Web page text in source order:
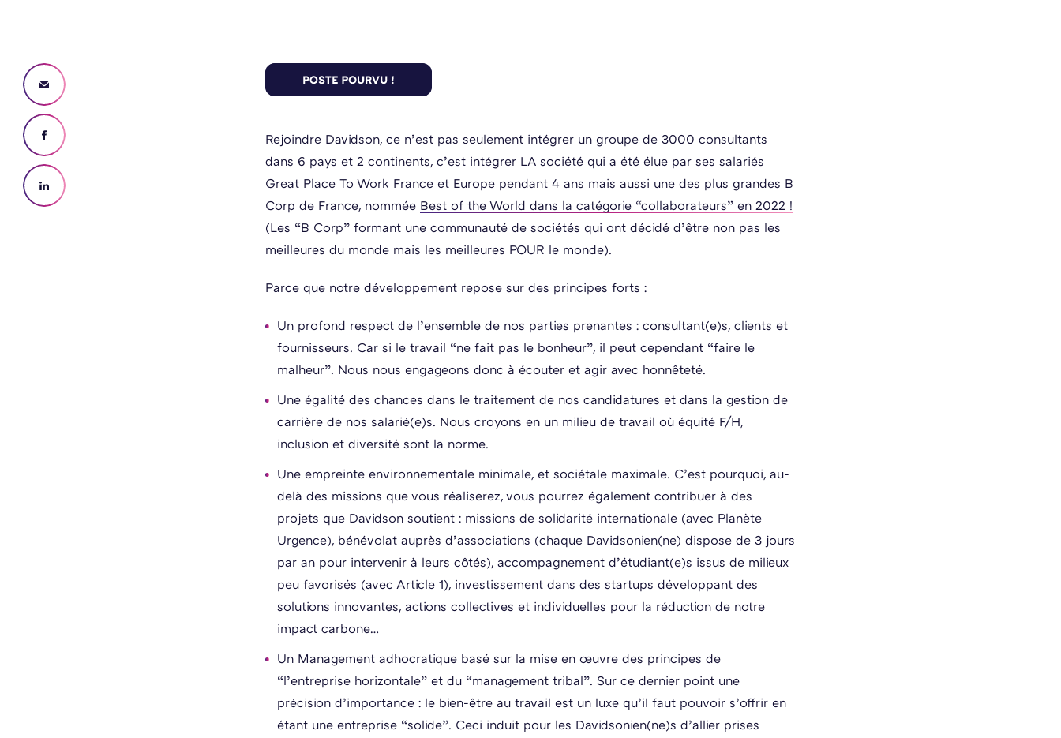
Rejoindre Davidson, ce n’est pas seulement intégrer un groupe de 3000 consultants
dans 6 pays et 2 continents, c’est intégrer LA société qui a été élue par ses salariés
Great Place To Work France et Europe pendant 4 ans mais aussi une des plus grandes B
Corp de France, nommée Best of the World dans la catégorie “collaborateurs” en 2022 !
(Les “B Corp” formant une communauté de sociétés qui ont décidé d’être non pas les
meilleures du monde mais les meilleures POUR le monde).
Parce que notre développement repose sur des principes forts :
Un profond respect de l’ensemble de nos parties prenantes : consultant(e)s, clients et
fournisseurs. Car si le travail “ne fait pas le bonheur”, il peut cependant “faire le
malheur”. Nous nous engageons donc à écouter et agir avec honnêteté.
Une égalité des chances dans le traitement de nos candidatures et dans la gestion de
carrière de nos salarié(e)s. Nous croyons en un milieu de travail où équité F/H,
inclusion et diversité sont la norme.
Une empreinte environnementale minimale, et sociétale maximale. C’est pourquoi, au-
delà des missions que vous réaliserez, vous pourrez également contribuer à des
projets que Davidson soutient : missions de solidarité internationale (avec Planète
Urgence), bénévolat auprès d’associations (chaque Davidsonien(ne) dispose de 3 jours
par an pour intervenir à leurs côtés), accompagnement d’étudiant(e)s issus de milieux
peu favorisés (avec Article 1), investissement dans des startups développant des
solutions innovantes, actions collectives et individuelles pour la réduction de notre
impact carbone…
Un Management adhocratique basé sur la mise en œuvre des principes de
“l’entreprise horizontale” et du “management tribal”. Sur ce dernier point une
précision d’importance : le bien-être au travail est un luxe qu’il faut pouvoir s’offrir en
étant une entreprise “solide”. Ceci induit pour les Davidsonien(ne)s d’allier prises